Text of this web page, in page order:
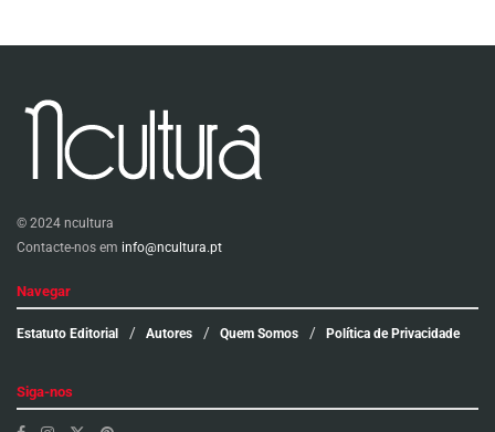
© 2024 ncultura
Contacte-nos em info@ncultura.pt
Navegar
Estatuto Editorial Autores Quem Somos Política de Privacidade
Siga-nos